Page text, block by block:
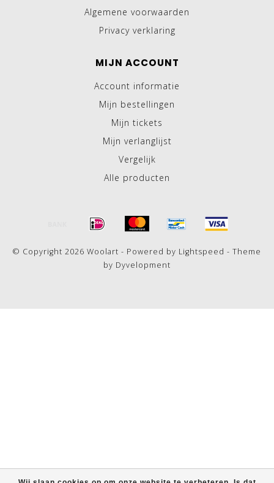
Algemene voorwaarden
Privacy verklaring
MIJN ACCOUNT
Account informatie
Mijn bestellingen
Mijn tickets
Mijn verlanglijst
Vergelijk
Alle producten
© Copyright 2026 Woolart - Powered by Lightspeed - Theme
by Dyvelopment